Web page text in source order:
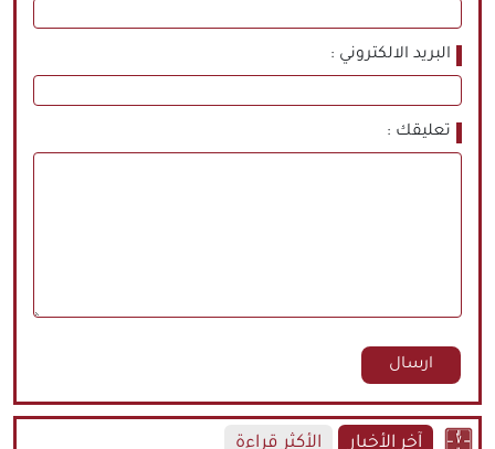
البريد الالكتروني
تعليقك
آخر الأخبار الأكثر قراءة